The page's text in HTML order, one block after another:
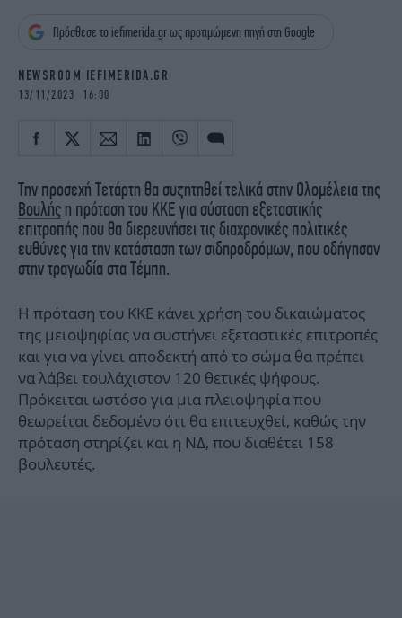
OSCARS
THE OCEAN
Πρόσθεσε το iefimerida.gr ως προτιμώμενη πηγή στη Google
NEWSROOM IEFIMERIDA.GR
13/11/2023 16:00
Την προσεχή Τετάρτη θα συζητηθεί τελικά στην Ολομέλεια της
Βουλής η πρόταση του ΚΚΕ για σύσταση εξεταστικής
επιτροπής που θα διερευνήσει τις διαχρονικές πολιτικές
ευθύνες για την κατάσταση των σιδηροδρόμων, που οδήγησαν
στην τραγωδία στα Τέμπη.
Η πρόταση του ΚΚΕ κάνει χρήση του δικαιώματος
της μειοψηφίας να συστήνει εξεταστικές επιτροπές
και για να γίνει αποδεκτή από το σώμα θα πρέπει
να λάβει τουλάχιστον 120 θετικές ψήφους.
Πρόκειται ωστόσο για μια πλειοψηφία που
θεωρείται δεδομένο ότι θα επιτευχθεί, καθώς την
πρόταση στηρίζει και η ΝΔ, που διαθέτει 158
βουλευτές.